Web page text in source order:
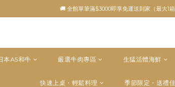
🚚 全館單筆滿$3000即享免運送到家（最大1箱
A5和牛 嚴選牛肉專區 生猛活體海鮮
快速上桌・輕鬆料理 季節限定・送禮